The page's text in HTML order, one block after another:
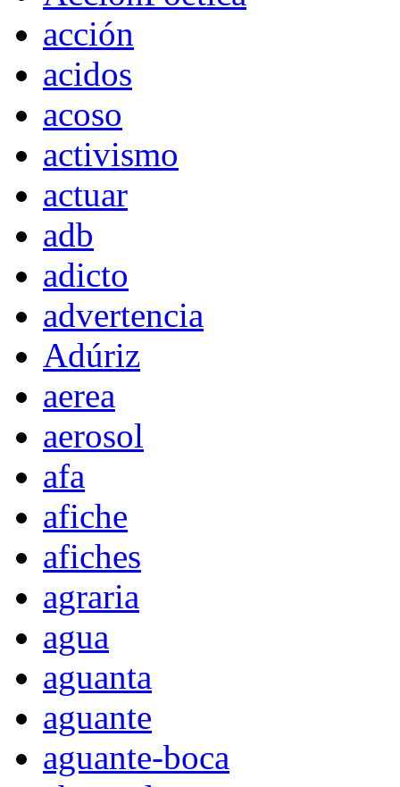
acción
acidos
acoso
activismo
actuar
adb
adicto
advertencia
Adúriz
aerea
aerosol
afa
afiche
afiches
agraria
agua
aguanta
aguante
aguante-boca